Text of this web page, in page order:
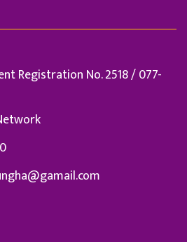
Registration No. 2518 / 077-